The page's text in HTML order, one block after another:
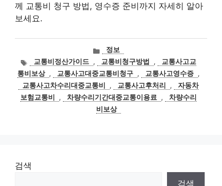
께 교통비 청구 방법, 영수증 준비까지 자세히 알아
보세요.
카
테
고
리
정보
태
그
교통비정산가이드 , 교통비청구방법 ,
교통사고교
통비보상 , 교통사고대중교통비청구 , 교통사고영수증 ,
교통사고차수리대중교통비
, 교통사고후처리 ,
자동차
보험교통비
, 차량수리기간대중교통이용료 ,
차량수리
비보상
검색
검색